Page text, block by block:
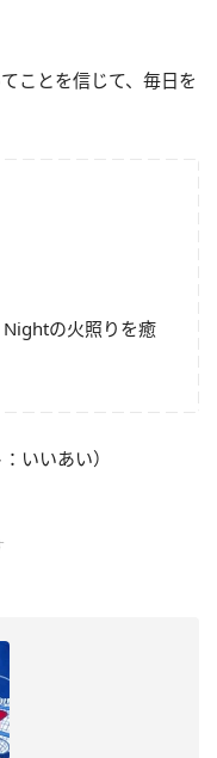
ことを信じて、毎日を
の火照りを癒
いいあい）